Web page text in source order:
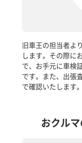
旧車王の担当者よ
します。その際に
で、お手元に車検
です。また、出張
で確認いたします。
おクル